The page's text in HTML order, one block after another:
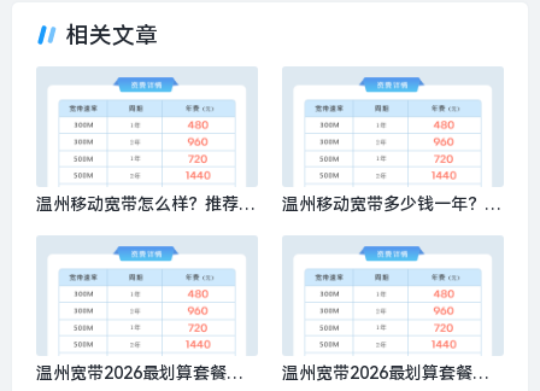
相关文章
温州移动宽带怎么样？推荐办
温州移动宽带多少钱一年？推
温州宽带2026最划算套餐是
温州宽带2026最划算套餐有